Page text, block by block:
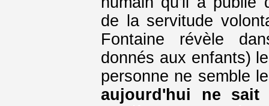
de la servitude
Fontaine révèle
donnés aux enfants)
personne ne semble
aujourd'hui ne sait